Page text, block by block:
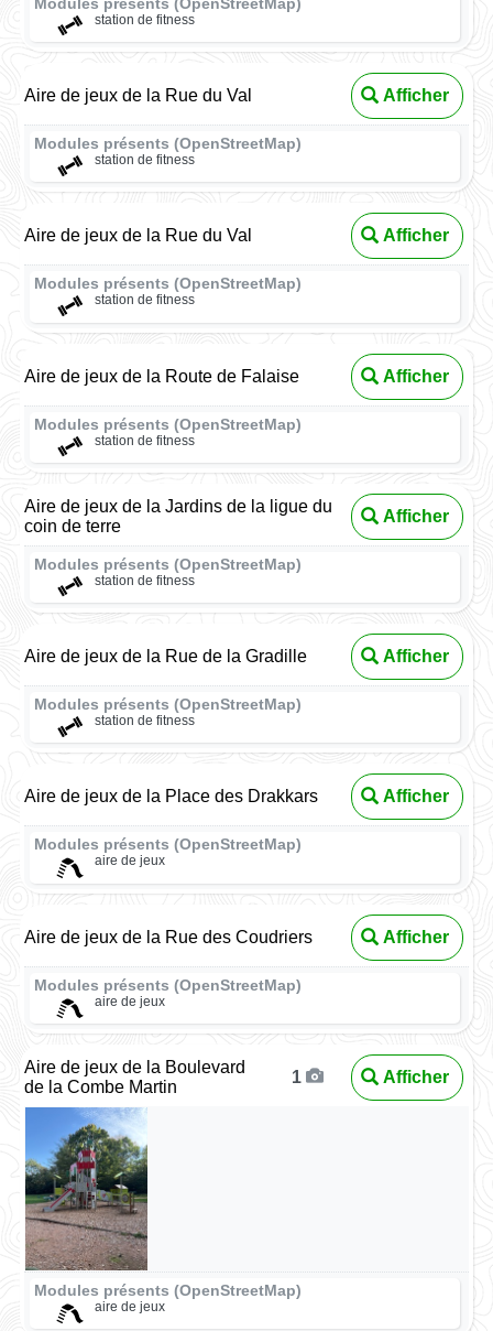
Modules présents (OpenStreetMap)
station de fitness
Aire de jeux de la Rue du Val Afficher
Modules présents (OpenStreetMap)
station de fitness
Aire de jeux de la Rue du Val Afficher
Modules présents (OpenStreetMap)
station de fitness
Aire de jeux de la Route de Falaise Afficher
Modules présents (OpenStreetMap)
station de fitness
Aire de jeux de la Jardins de la ligue du
coin de terre
Afficher
Modules présents (OpenStreetMap)
station de fitness
Aire de jeux de la Rue de la Gradille Afficher
Modules présents (OpenStreetMap)
station de fitness
Aire de jeux de la Place des Drakkars Afficher
Modules présents (OpenStreetMap)
aire de jeux
Aire de jeux de la Rue des Coudriers Afficher
Modules présents (OpenStreetMap)
aire de jeux
Aire de jeux de la Boulevard
de la Combe Martin
1 Afficher
Modules présents (OpenStreetMap)
aire de jeux